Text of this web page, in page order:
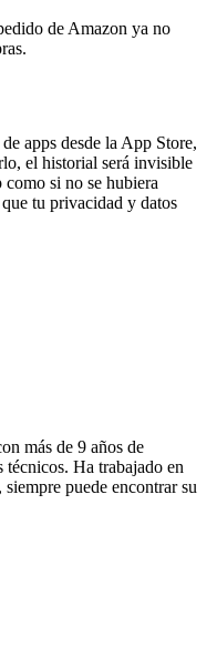
de Amazon ya no
apps desde la App Store,
el historial será invisible
si no se hubiera
tu privacidad y datos
más de 9 años de
Ha trabajado en
puede encontrar su